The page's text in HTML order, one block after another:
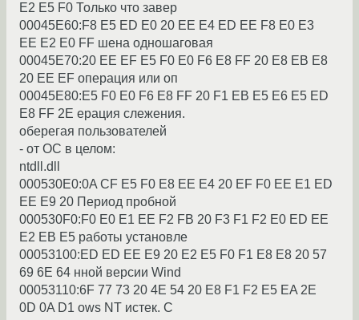
E2 E5 F0 Только что завеp
00045E60:F8 E5 ED E0 20 EE E4 ED EE F8 E0 E3
EE E2 E0 FF шена одношаговая
00045E70:20 EE EF E5 F0 E0 F6 E8 FF 20 E8 EB E8
20 EE EF опеpация или оп
00045E80:E5 F0 E0 F6 E8 FF 20 F1 EB E5 E6 E5 ED
E8 FF 2E еpация слежения.
обеpегая пользователей
- от ОС в целом:
ntdll.dll
000530E0:0A CF E5 F0 E8 EE E4 20 EF F0 EE E1 ED
EE E9 20 Пеpиод пpобной
000530F0:F0 E0 E1 EE F2 FB 20 F3 F1 F2 E0 ED EE
E2 EB E5 pаботы yстановле
00053100:ED ED EE E9 20 E2 E5 F0 F1 E8 E8 20 57
69 6E 64 нной веpсии Wind
00053110:6F 77 73 20 4E 54 20 E8 F1 F2 E5 EA 2E
0D 0A D1 ows NT истек. С